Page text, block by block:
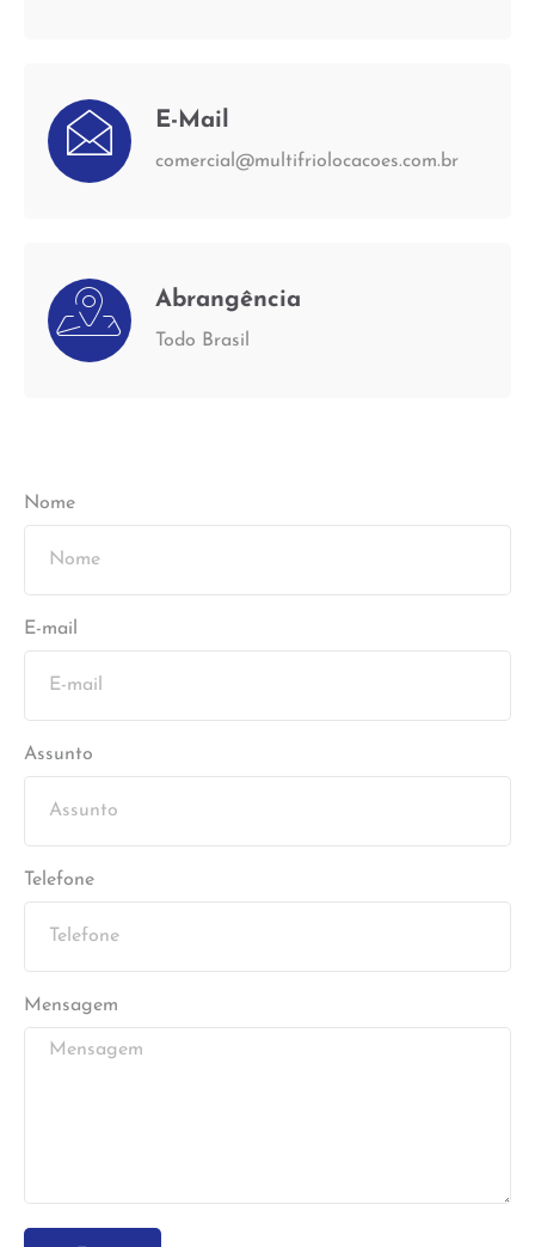
E-Mail
comercial@multifriolocacoes.com.br
Abrangência
Todo Brasil
Nome
E-mail
Assunto
Telefone
Mensagem